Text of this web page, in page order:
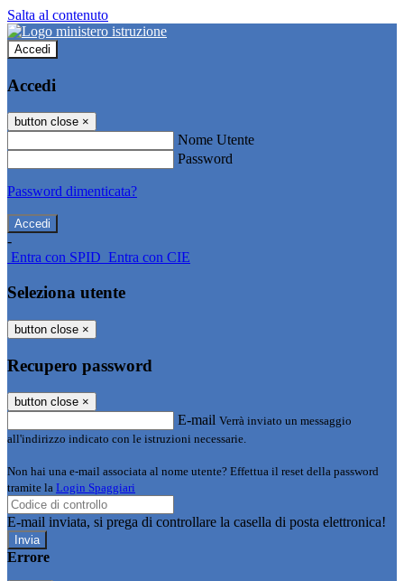
Salta al contenuto
Accedi
Accedi
button close ×
Nome Utente
Password
Password dimenticata?
-
Entra con SPID Entra con CIE
Seleziona utente
button close ×
Recupero password
button close ×
E-mail Verrà inviato un messaggio
all'indirizzo indicato con le istruzioni necessarie.
Non hai una e-mail associata al nome utente? Effettua il reset della password
tramite la Login Spaggiari
E-mail inviata, si prega di controllare la casella di posta elettronica!
Errore